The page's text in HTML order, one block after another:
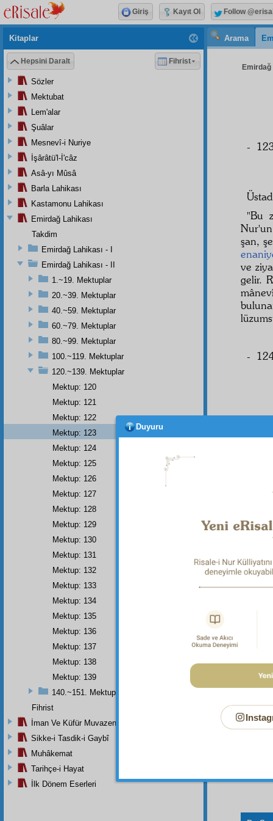
Arama
Emirdağ
-
"Bu
şan,
ve
gelir.
-
çok
Kitaplar
Hepsini Daralt Fihrist
Sözler
Mektubat
Lem'alar
Şuâlar
Mesnevî-i Nuriye
İşârâtü'l-İ'câz
Asâ-yı Mûsâ
Barla Lahikası
Kastamonu Lahikası
Emirdağ Lahikası
Takdim
Emirdağ Lahikası - I
Emirdağ Lahikası - II
1.~19. Mektuplar
20.~39. Mektuplar
40.~59. Mektuplar
60.~79. Mektuplar
80.~99. Mektuplar
100.~119. Mektuplar
120.~139. Mektuplar
Mektup: 120
Mektup: 121
Mektup: 122
Mektup: 123
Mektup: 124
Mektup: 125
Mektup: 126
Mektup: 127
Mektup: 128
Mektup: 129
Mektup: 130
Mektup: 131
Mektup: 132
Mektup: 133
Mektup: 134
Mektup: 135
Mektup: 136
Mektup: 137
Mektup: 138
Mektup: 139
140.~151. Mektuplar
Fihrist
İman Ve Küfür Muvazeneleri
Sikke-i Tasdik-i Gaybî
Muhâkemat
Tarihçe-i Hayat
İlk Dönem Eserleri
Giriş Kayıt Ol Follow
Duyuru